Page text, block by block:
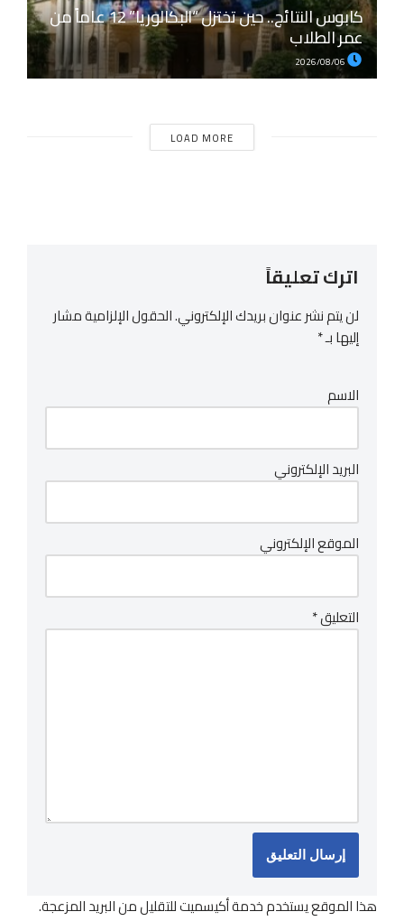
كابوس النتائج.. حين تختزل “البكالوريا” 12 عاماً من
عمر الطلاب
LOAD MORE
اترك تعليقاً
لن يتم نشر عنوان بريدك الإلكتروني.الحقول الإلزامية مشار
إليها بـ*
الاسم
البريد الإلكتروني
الموقع الإلكتروني
التعليق*
هذا الموقع يستخدم خدمة أكيسميت للتقليل من البريد المزعجة.